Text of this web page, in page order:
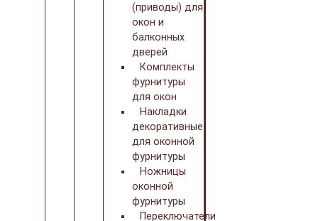
(приводы) для
окон и
балконных
дверей
Комплекты
фурнитуры
для окон
Накладки
декоративные
для оконной
фурнитуры
Ножницы
оконной
фурнитуры
Переключатели